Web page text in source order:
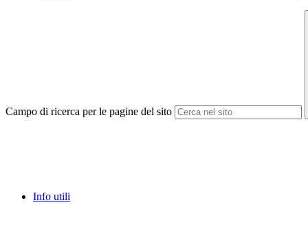
Campo di ricerca per le pagine del sito
Info utili